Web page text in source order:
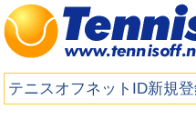
テニスオフネットID新規